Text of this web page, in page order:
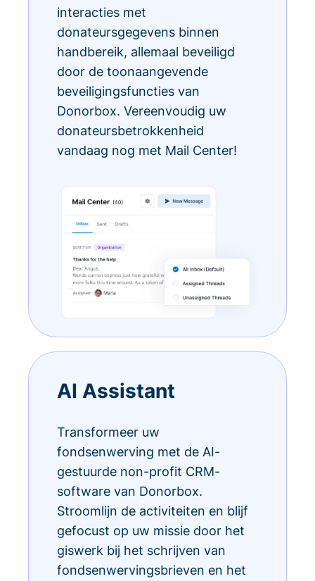
interacties met
donateursgegevens binnen
handbereik, allemaal beveiligd
door de toonaangevende
beveiligingsfuncties van
Donorbox. Vereenvoudig uw
donateursbetrokkenheid
vandaag nog met Mail Center!
AI Assistant
Transformeer uw
fondsenwerving met de AI-
gestuurde non-profit CRM-
software van Donorbox.
Stroomlijn de activiteiten en blijf
gefocust op uw missie door het
giswerk bij het schrijven van
fondsenwervingsbrieven en het